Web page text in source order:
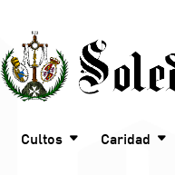
Cultos Caridad